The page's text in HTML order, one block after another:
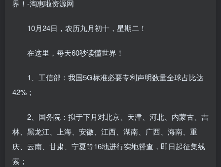
10月24日，农历九月初十，星期二！
在这里，每天60秒读懂世界！
1、工信部：我国5G标准必要专利声明数量全球占比达
42%；
2、国务院：拟于下月对北京、天津、河北、内蒙古、吉
林、黑龙江、上海、安徽、江西、湖南、广西、海南、重
庆、云南、甘肃、宁夏等16地进行实地督查，即日起征集线
索；